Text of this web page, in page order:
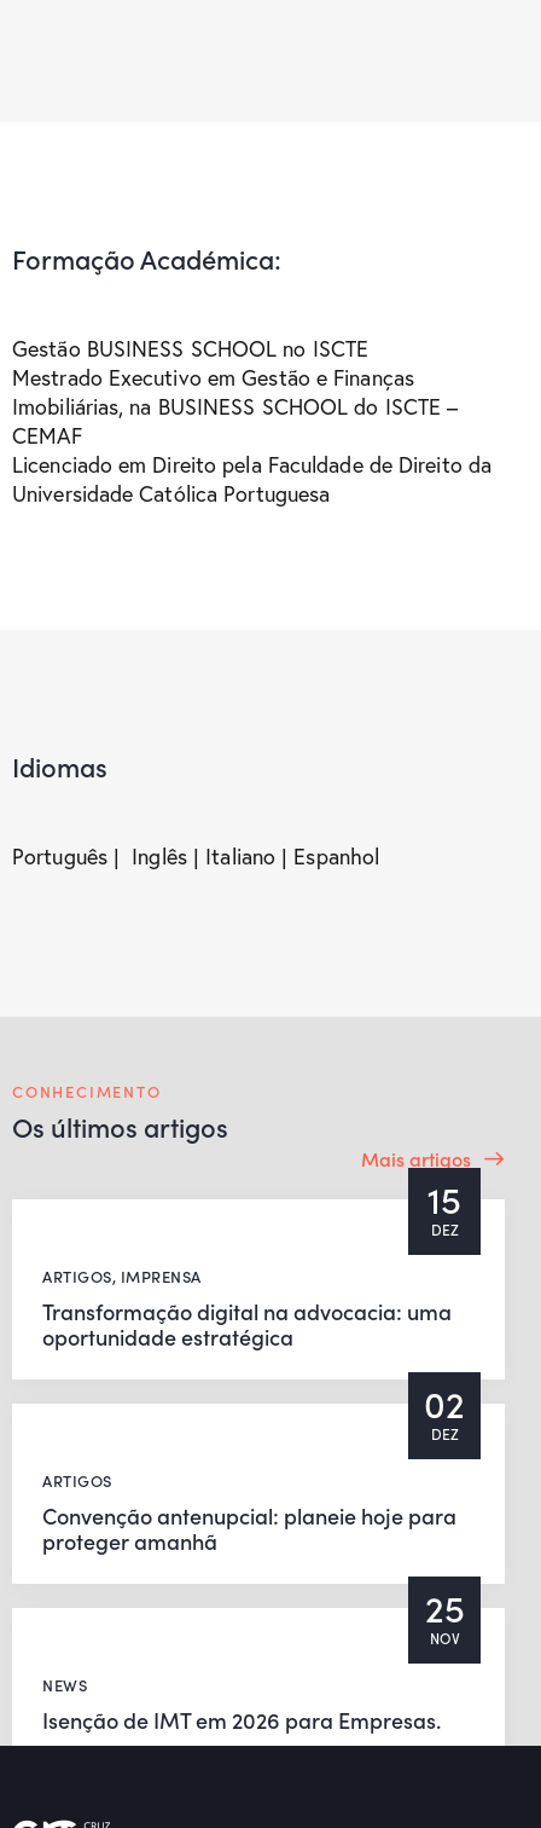
Formação Académica:
Gestão BUSINESS SCHOOL no ISCTE
Mestrado Executivo em Gestão e Finanças
Imobiliárias, na BUSINESS SCHOOL do ISCTE –
CEMAF
Licenciado em Direito pela Faculdade de Direito da
Universidade Católica Portuguesa
Idiomas
Português | Inglês | Italiano | Espanhol
CONHECIMENTO
Os últimos artigos
Mais artigos
15
DEZ
ARTIGOS, IMPRENSA
Transformação digital na advocacia: uma
oportunidade estratégica
02
DEZ
ARTIGOS
Convenção antenupcial: planeie hoje para
proteger amanhã
25
NOV
NEWS
Isenção de IMT em 2026 para Empresas.